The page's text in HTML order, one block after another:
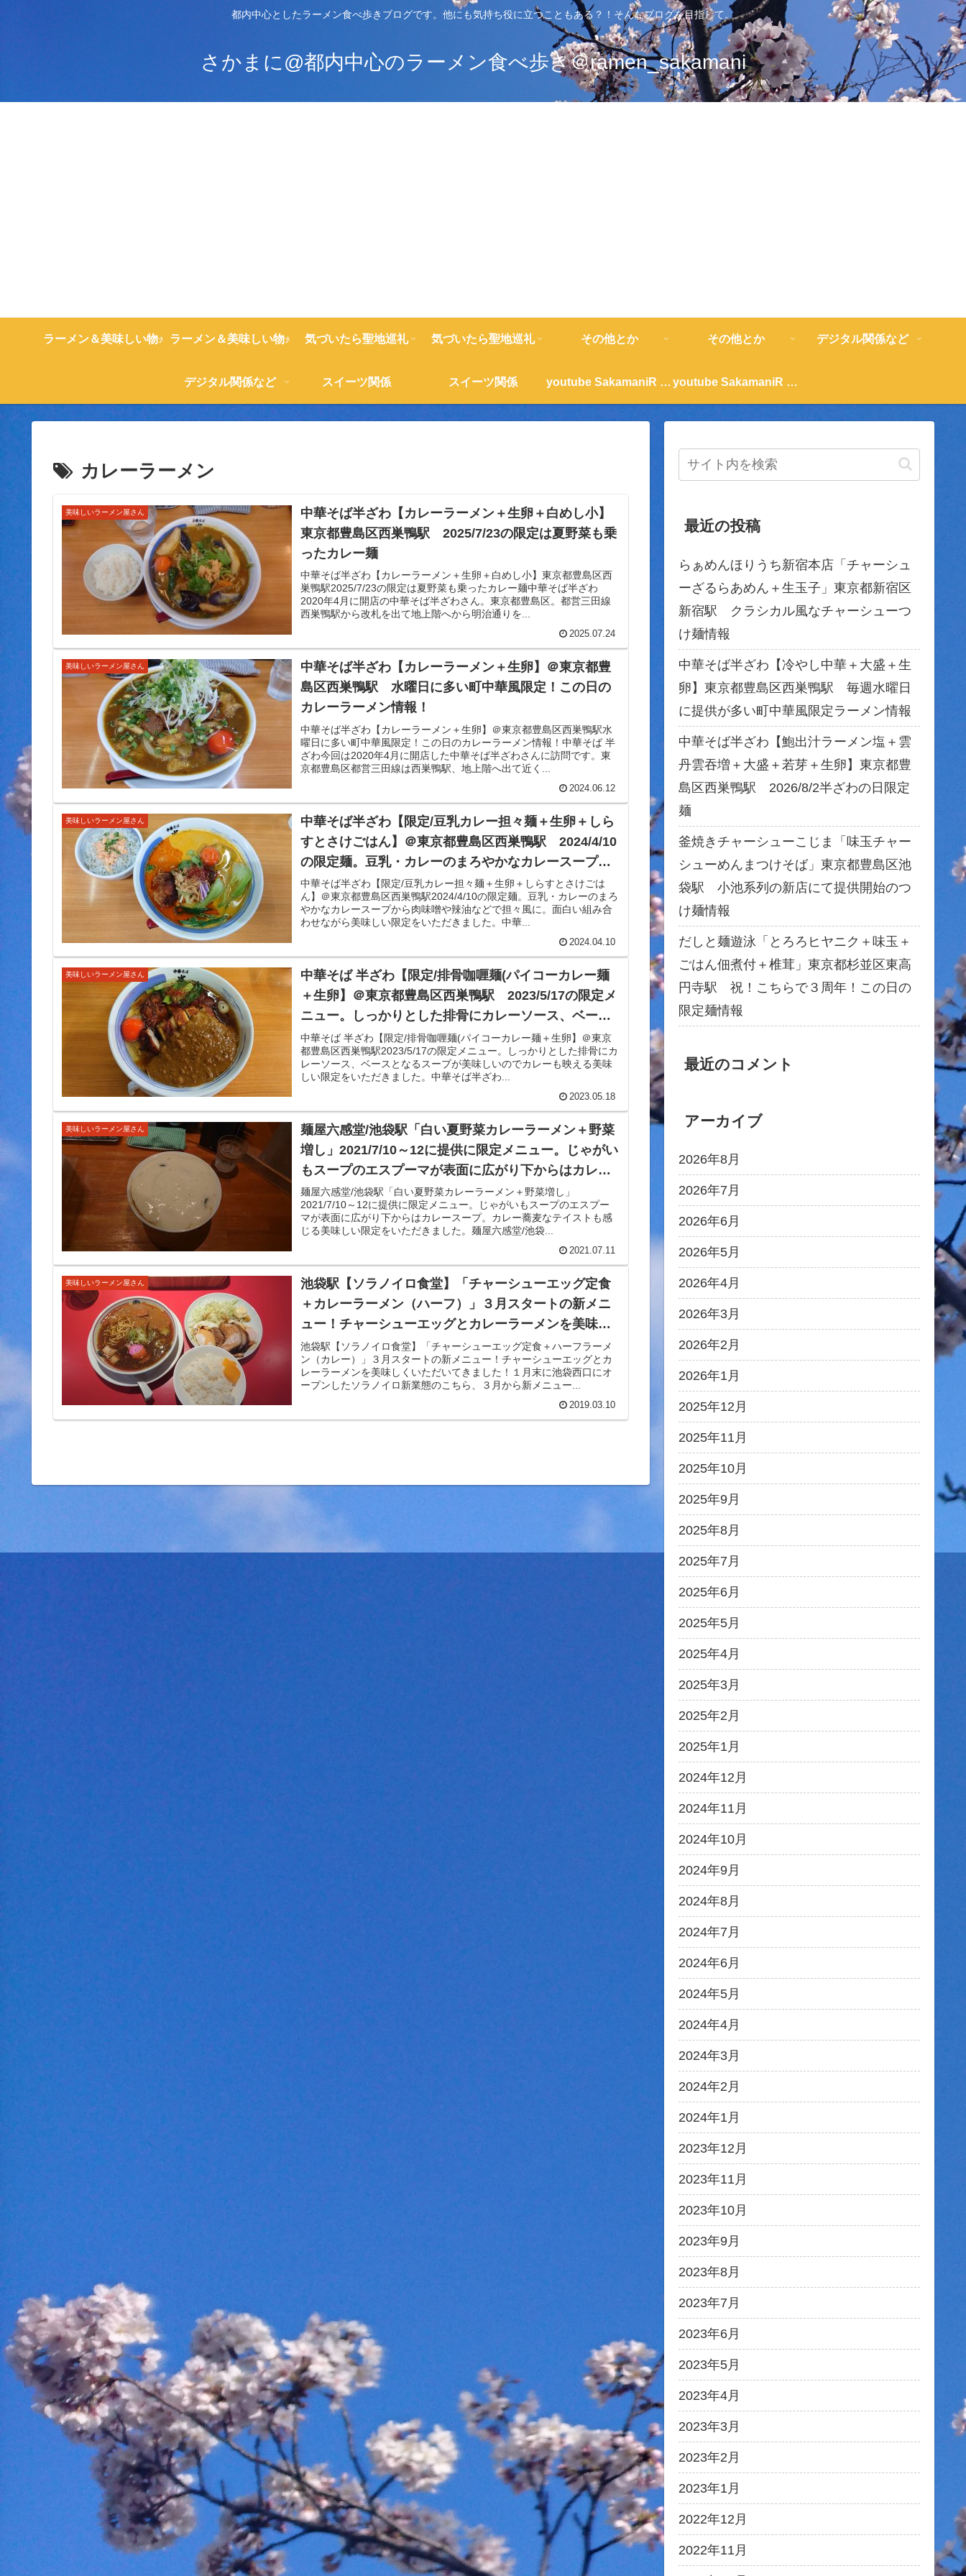
都内中心としたラーメン食べ歩きブログです。他にも気持ち役に立つこともある？！そんなブログを目指して。
さかまに@都内中心のラーメン食べ歩き＠ramen_sakamani
ラーメン＆美味しい物♪ ラーメン＆美味しい物♪ 気づいたら聖地巡礼 気づいたら聖地巡礼 その他とか その他とか デジタル関係など
デジタル関係など スイーツ関係 スイーツ関係 youtube SakamaniR 紹介 youtube SakamaniR 紹介
カレーラーメン
美味しいラーメン屋さん
中華そば半ざわ【カレーラーメン＋生卵＋白めし小】
東京都豊島区西巣鴨駅 2025/7/23の限定は夏野菜も乗
ったカレー麺
中華そば半ざわ【カレーラーメン＋生卵＋白めし小】東京都豊島区西
巣鴨駅2025/7/23の限定は夏野菜も乗ったカレー麺中華そば半ざわ
2020年4月に開店の中華そば半ざわさん。東京都豊島区。都営三田線
西巣鴨駅から改札を出て地上階へから明治通りを...
2025.07.24
美味しいラーメン屋さん
中華そば半ざわ【カレーラーメン＋生卵】＠東京都豊
島区西巣鴨駅 水曜日に多い町中華風限定！この日の
カレーラーメン情報！
中華そば半ざわ【カレーラーメン＋生卵】＠東京都豊島区西巣鴨駅水
曜日に多い町中華風限定！この日のカレーラーメン情報！中華そば 半
ざわ今回は2020年4月に開店した中華そば半ざわさんに訪問です。東
京都豊島区都営三田線は西巣鴨駅、地上階へ出て近く...
2024.06.12
美味しいラーメン屋さん
中華そば半ざわ【限定/豆乳カレー担々麺＋生卵＋しら
すとさけごはん】＠東京都豊島区西巣鴨駅 2024/4/10
の限定麺。豆乳・カレーのまろやかなカレースープか
ら肉味噌や辣油などで担々風に。面白い組み合わせな
がら美味しい限定をいただきました。
中華そば半ざわ【限定/豆乳カレー担々麺＋生卵＋しらすとさけごは
ん】＠東京都豊島区西巣鴨駅2024/4/10の限定麺。豆乳・カレーのまろ
やかなカレースープから肉味噌や辣油などで担々風に。面白い組み合
わせながら美味しい限定をいただきました。中華...
2024.04.10
美味しいラーメン屋さん
中華そば 半ざわ【限定/排骨咖喱麺(パイコーカレー麺
＋生卵】＠東京都豊島区西巣鴨駅 2023/5/17の限定メ
ニュー。しっかりとした排骨にカレーソース、ベース
となるスープが美味しいのでカレーも映える美味しい
限定をいただきました。
中華そば 半ざわ【限定/排骨咖喱麺(パイコーカレー麺＋生卵】＠東京
都豊島区西巣鴨駅2023/5/17の限定メニュー。しっかりとした排骨にカ
レーソース、ベースとなるスープが美味しいのでカレーも映える美味
しい限定をいただきました。中華そば半ざわ...
2023.05.18
美味しいラーメン屋さん
麺屋六感堂/池袋駅「白い夏野菜カレーラーメン＋野菜
増し」2021/7/10～12に提供に限定メニュー。じゃがい
もスープのエスプーマが表面に広がり下からはカレー
スープ。カレー蕎麦なテイストも感じる美味しい限定
をいただきました。
麺屋六感堂/池袋駅「白い夏野菜カレーラーメン＋野菜増し」
2021/7/10～12に提供に限定メニュー。じゃがいもスープのエスプー
マが表面に広がり下からはカレースープ。カレー蕎麦なテイストも感
じる美味しい限定をいただきました。麺屋六感堂/池袋...
2021.07.11
美味しいラーメン屋さん
池袋駅【ソラノイロ食堂】「チャーシューエッグ定食
＋カレーラーメン（ハーフ）」３月スタートの新メニ
ュー！チャーシューエッグとカレーラーメンを美味し
くいただいてきました！
池袋駅【ソラノイロ食堂】「チャーシューエッグ定食＋ハーフラーメ
ン（カレー）」３月スタートの新メニュー！チャーシューエッグとカ
レーラーメンを美味しくいただいてきました！１月末に池袋西口にオ
ープンしたソラノイロ新業態のこちら、３月から新メニュー...
2019.03.10
最近の投稿
らぁめんほりうち新宿本店「チャーシュ
ーざるらあめん＋生玉子」東京都新宿区
新宿駅 クラシカル風なチャーシューつ
け麺情報
中華そば半ざわ【冷やし中華＋大盛＋生
卵】東京都豊島区西巣鴨駅 毎週水曜日
に提供が多い町中華風限定ラーメン情報
中華そば半ざわ【鮑出汁ラーメン塩＋雲
丹雲吞増＋大盛＋若芽＋生卵】東京都豊
島区西巣鴨駅 2026/8/2半ざわの日限定
麺
釜焼きチャーシューこじま「味玉チャー
シューめんまつけそば」東京都豊島区池
袋駅 小池系列の新店にて提供開始のつ
け麺情報
だしと麺遊泳「とろろヒヤニク＋味玉＋
ごはん佃煮付＋椎茸」東京都杉並区東高
円寺駅 祝！こちらで３周年！この日の
限定麺情報
最近のコメント
アーカイブ
2026年8月
2026年7月
2026年6月
2026年5月
2026年4月
2026年3月
2026年2月
2026年1月
2025年12月
2025年11月
2025年10月
2025年9月
2025年8月
2025年7月
2025年6月
2025年5月
2025年4月
2025年3月
2025年2月
2025年1月
2024年12月
2024年11月
2024年10月
2024年9月
2024年8月
2024年7月
2024年6月
2024年5月
2024年4月
2024年3月
2024年2月
2024年1月
2023年12月
2023年11月
2023年10月
2023年9月
2023年8月
2023年7月
2023年6月
2023年5月
2023年4月
2023年3月
2023年2月
2023年1月
2022年12月
2022年11月